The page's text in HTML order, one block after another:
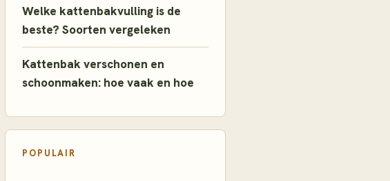
Welke kattenbakvulling is de
beste? Soorten vergeleken
Kattenbak verschonen en
schoonmaken: hoe vaak en hoe
POPULAIR